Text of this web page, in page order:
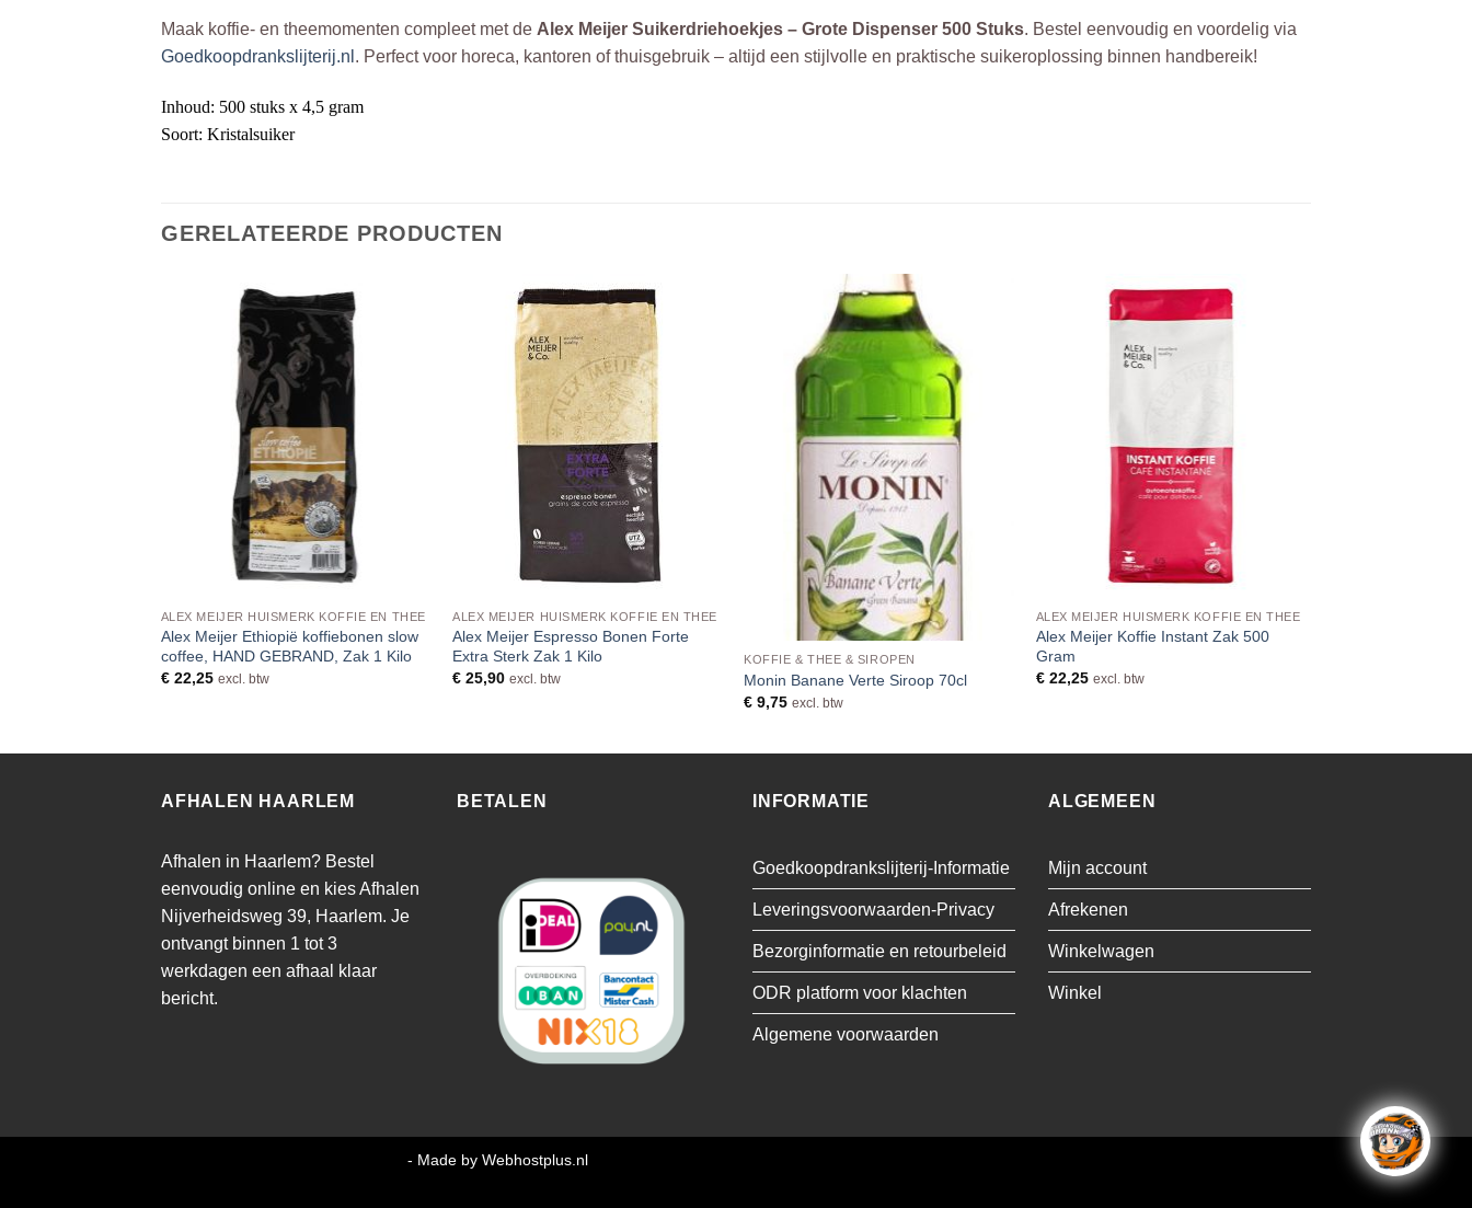
Maak koffie- en theemomenten compleet met de Alex Meijer Suikerdriehoekjes – Grote Dispenser 500 Stuks. Bestel eenvoudig en voordelig via
Goedkoopdrankslijterij.nl . Perfect voor horeca, kantoren of thuisgebruik – altijd een stijlvolle en praktische suikeroplossing binnen handbereik!
Inhoud: 500 stuks x 4,5 gram
Soort: Kristalsuiker
GERELATEERDE PRODUCTEN
ALEX MEIJER HUISMERK KOFFIE EN THEE
Alex Meijer Ethiopië koffiebonen slow
coffee, HAND GEBRAND, Zak 1 Kilo
€22,25 excl. btw
ALEX MEIJER HUISMERK KOFFIE EN THEE
Alex Meijer Espresso Bonen Forte
Extra Sterk Zak 1 Kilo
€ 25,90 excl. btw
KOFFIE & THEE & SIROPEN
Monin Banane Verte Siroop 70cl
€ 9,75 excl. btw
ALEX MEIJER HUISMERK KOFFIE EN THEE
Alex Meijer Koffie Instant Zak 500
Gram
€22,25 excl. btw
AFHALEN HAARLEM
Afhalen in Haarlem? Bestel
eenvoudig online en kies Afhalen
Nijverheidsweg 39, Haarlem. Je
ontvangt binnen 1 tot 3
werkdagen een afhaal klaar
bericht.
BETALEN INFORMATIE
Goedkoopdrankslijterij-Informatie
Leveringsvoorwaarden-Privacy
Bezorginformatie en retourbeleid
ODR platform voor klachten
Algemene voorwaarden
ALGEMEEN
Mijn account
Afrekenen
Winkelwagen
Winkel
Bancontact
- Made by Webhostplus.nl